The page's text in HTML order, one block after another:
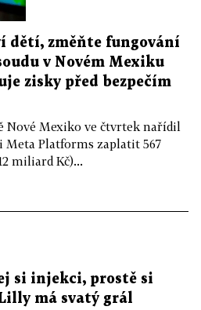
dětí, změňte fungování
v Novém Mexiku
zisky před bezpečím
Nové Mexiko ve čtvrtek nařídil
Platforms zaplatit 567
miliard Kč)...
si injekci, prostě si
má svatý grál